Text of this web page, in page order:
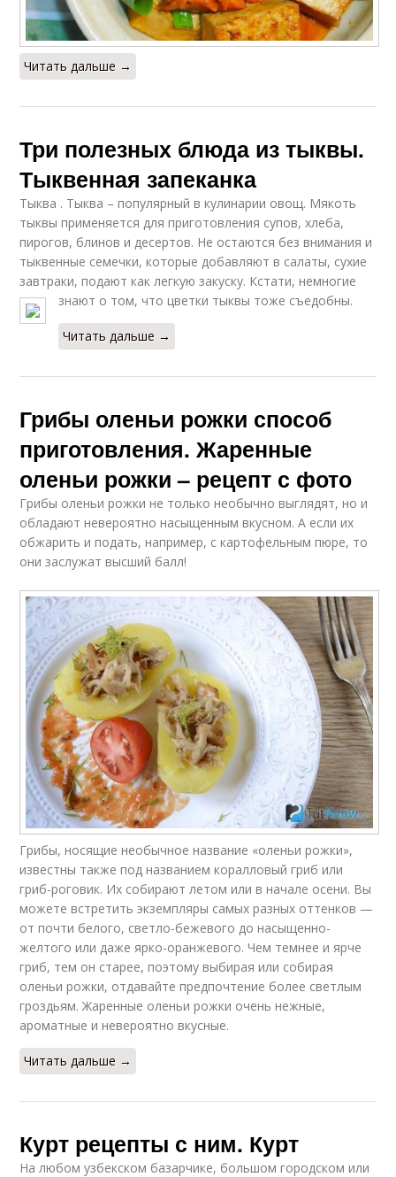
Читать дальше →
Три полезных блюда из тыквы.
Тыквенная запеканка
Тыква . Тыква – популярный в кулинарии овощ. Мякоть
тыквы применяется для приготовления супов, хлеба,
пирогов, блинов и десертов. Не остаются без внимания и
тыквенные семечки, которые добавляют в салаты, сухие
завтраки, подают как легкую закуску. Кстати, немногие
знают о том, что цветки тыквы тоже съедобны.
Читать дальше →
Грибы оленьи рожки способ
приготовления. Жаренные
оленьи рожки – рецепт с фото
Грибы оленьи рожки не только необычно выглядят, но и
обладают невероятно насыщенным вкусном. А если их
обжарить и подать, например, с картофельным пюре, то
они заслужат высший балл!
Грибы, носящие необычное название «оленьи рожки»,
известны также под названием коралловый гриб или
гриб-роговик. Их собирают летом или в начале осени. Вы
можете встретить экземпляры самых разных оттенков —
от почти белого, светло-бежевого до насыщенно-
желтого или даже ярко-оранжевого. Чем темнее и ярче
гриб, тем он старее, поэтому выбирая или собирая
оленьи рожки, отдавайте предпочтение более светлым
гроздьям. Жаренные оленьи рожки очень нежные,
ароматные и невероятно вкусные.
Читать дальше →
Курт рецепты с ним. Курт
На любом узбекском базарчике, большом городском или